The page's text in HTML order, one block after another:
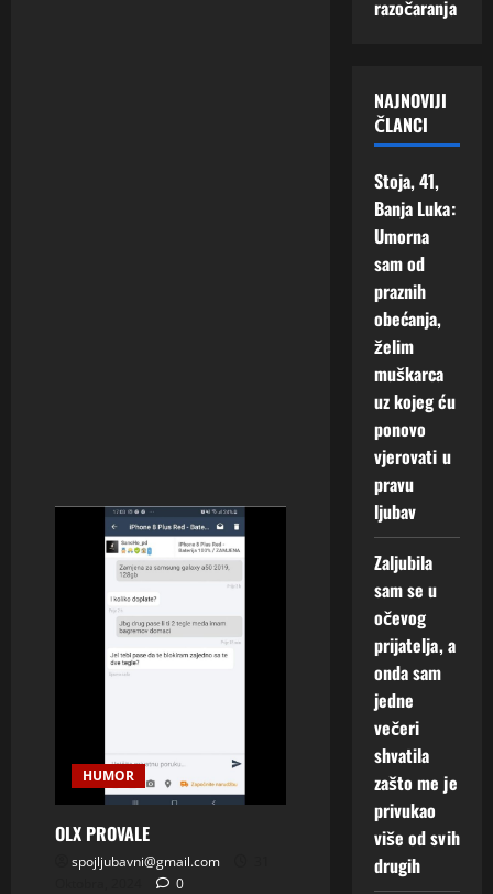
HUMOR
OLX PROVALE
spojljubavni@gmail.com
0
m
7
2026
0
m
o
b
i
p
r
o
m
i
j
e
i
t
i
n
j
ž
i
v
o
t
s
i
m
i
s
e
!
5
Augusta,
2026
razočaranja
NAJNOVIJI
ČLANCI
Stoja, 41,
Banja Luka:
Umorna
sam od
praznih
obećanja,
želim
muškarca
uz kojeg ću
ponovo
vjerovati u
pravu
ljubav
Zaljubila
sam se u
očevog
prijatelja, a
onda sam
jedne
večeri
shvatila
zašto me je
privukao
više od svih
drugih